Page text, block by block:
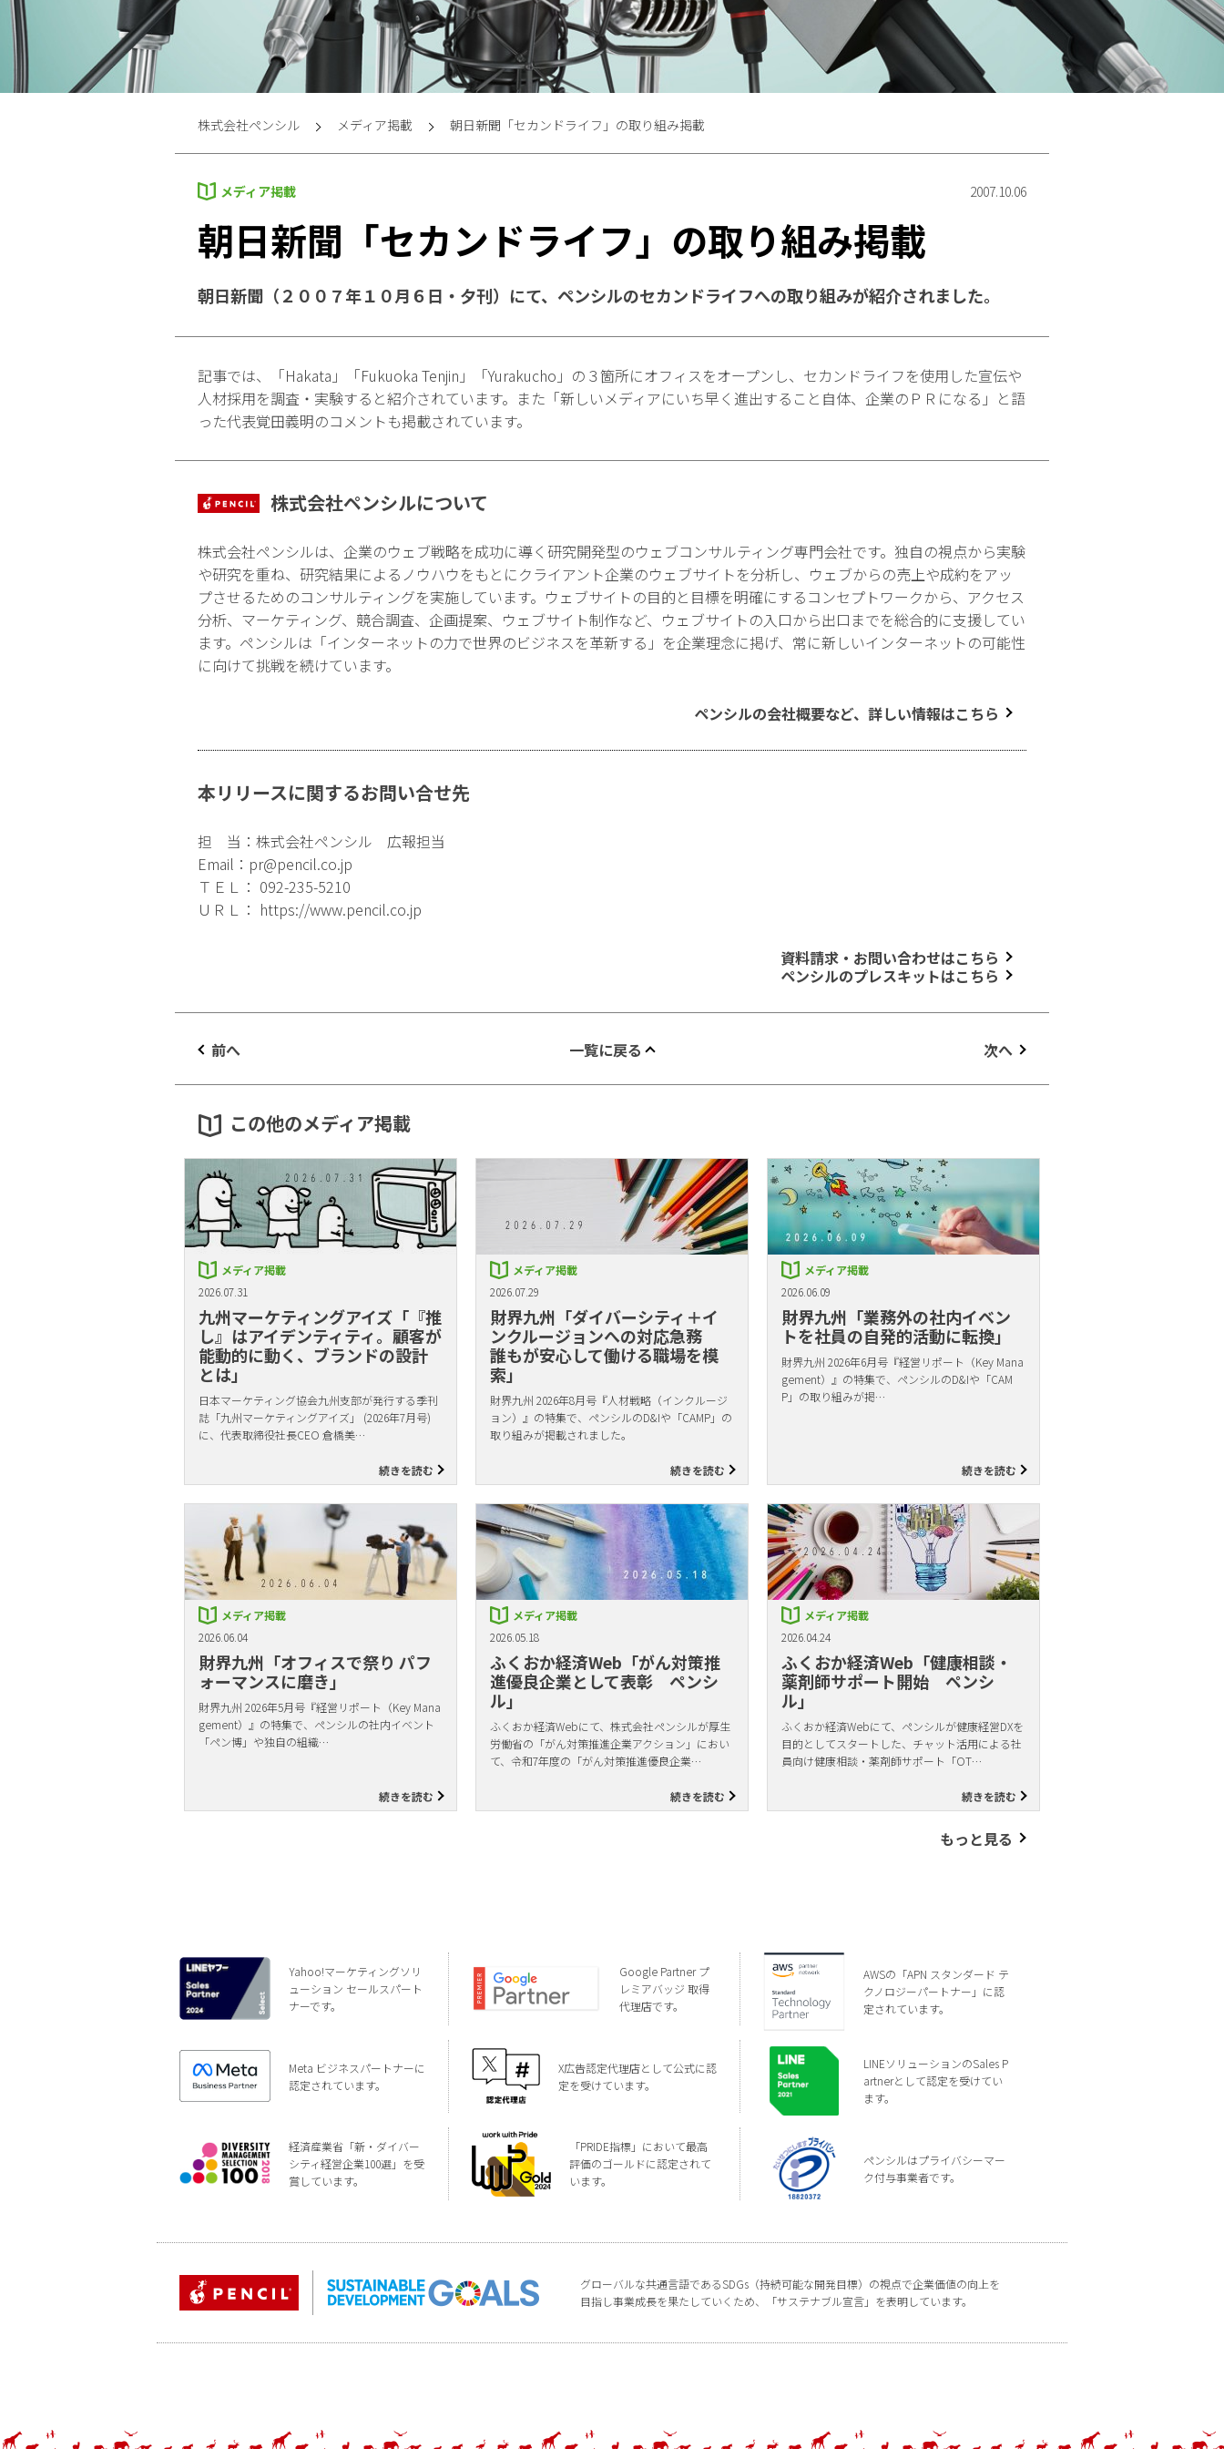
株式会社ペンシル メディア掲載 朝日新聞「セカンドライフ」の取り組み掲載
メディア掲載 2007.10.06
朝日新聞「セカンドライフ」の取り組み掲載
朝日新聞（２００７年１０月６日・夕刊）にて、ペンシルのセカンドライフへの取り組みが紹介されました。
記事では、「Hakata」「Fukuoka Tenjin」「Yurakucho」の３箇所にオフィスをオープンし、セカンドライフを使用した宣伝や
人材採用を調査・実験すると紹介されています。また「新しいメディアにいち早く進出すること自体、企業のＰＲになる」と語
った代表覚田義明のコメントも掲載されています。
株式会社ペンシルについて
株式会社ペンシルは、企業のウェブ戦略を成功に導く研究開発型のウェブコンサルティング専門会社です。独自の視点から実験
や研究を重ね、研究結果によるノウハウをもとにクライアント企業のウェブサイトを分析し、ウェブからの売上や成約をアッ
プさせるためのコンサルティングを実施しています。ウェブサイトの目的と目標を明確にするコンセプトワークから、アクセス
分析、マーケティング、競合調査、企画提案、ウェブサイト制作など、ウェブサイトの入口から出口までを総合的に支援してい
ます。ペンシルは「インターネットの力で世界のビジネスを革新する」を企業理念に掲げ、常に新しいインターネットの可能性
に向けて挑戦を続けています。
ペンシルの会社概要など、詳しい情報はこちら
本リリースに関するお問い合せ先
担 当：株式会社ペンシル 広報担当
Email： pr@pencil.co.jp
ＴＥＬ： 092-235-5210
ＵＲＬ： https://www.pencil.co.jp
資料請求・お問い合わせはこちら
ペンシルのプレスキットはこちら
前へ 一覧に戻る 次へ
この他のメディア掲載
メディア掲載
2026.07.31
九州マーケティングアイズ「『推
し』はアイデンティティ。顧客が
能動的に動く、ブランドの設計
とは」
日本マーケティング協会九州支部が発行する季刊
誌「九州マーケティングアイズ」 (2026年7月号)
に、代表取締役社長CEO 倉橋美…
続きを読む
メディア掲載
2026.07.29
財界九州「ダイバーシティ＋イ
ンクルージョンへの対応急務
誰もが安心して働ける職場を模
索」
財界九州 2026年8月号『人材戦略（インクルージ
ョン）』の特集で、ペンシルのD&Iや「CAMP」の
取り組みが掲載されました。
続きを読む
メディア掲載
2026.06.09
財界九州「業務外の社内イベン
トを社員の自発的活動に転換」
財界九州 2026年6月号『経営リポート（Key Mana
gement）』の特集で、ペンシルのD&Iや「CAM
P」の取り組みが掲…
続きを読む
メディア掲載
2026.06.04
財界九州「オフィスで祭り パフ
ォーマンスに磨き」
財界九州 2026年5月号『経営リポート（Key Mana
gement）』の特集で、ペンシルの社内イベント
「ペン博」や独自の組織…
続きを読む
メディア掲載
2026.05.18
ふくおか経済Web「がん対策推
進優良企業として表彰 ペンシ
ル」
ふくおか経済Webにて、株式会社ペンシルが厚生
労働省の「がん対策推進企業アクション」におい
て、令和7年度の「がん対策推進優良企業…
続きを読む
メディア掲載
2026.04.24
ふくおか経済Web「健康相談・
薬剤師サポート開始 ペンシ
ル」
ふくおか経済Webにて、ペンシルが健康経営DXを
目的としてスタートした、チャット活用による社
員向け健康相談・薬剤師サポート「OT…
続きを読む
もっと見る
Yahoo!マーケティングソリ
ューション セールスパート
ナーです。
Google Partner プ
レミアバッジ 取得
代理店です。
AWSの「APN スタンダード テ
クノロジーパートナー」に認
定されています。
Meta ビジネスパートナーに
認定されています。
X広告認定代理店として公式に認
定を受けています。
LINEソリューションのSales P
artnerとして認定を受けてい
ます。
経済産業省「新・ダイバー
シティ経営企業100選」を受
賞しています。
「PRIDE指標」において最高
評価のゴールドに認定されて
います。
ペンシルはプライバシーマー
ク付与事業者です。
グローバルな共通言語であるSDGs（持続可能な開発目標）の視点で企業価値の向上を
目指し事業成長を果たしていくため、「サステナブル宣言」を表明しています。